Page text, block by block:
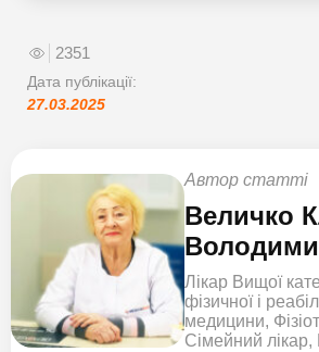
2351
Дата публікації:
27.03.2025
Автор статті
Величко
Лікар Вищої
фізичної і
медицини,
Сімейний